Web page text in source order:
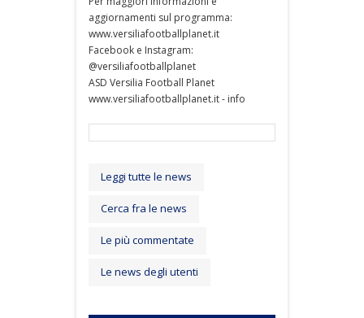
aggiornamenti sul programma:
www.versiliafootballplanet.it
Facebook e Instagram:
@versiliafootballplanet
ASD Versilia Football Planet
www.versiliafootballplanet.it - info
Leggi tutte le news
Cerca fra le news
Le più commentate
Le news degli utenti